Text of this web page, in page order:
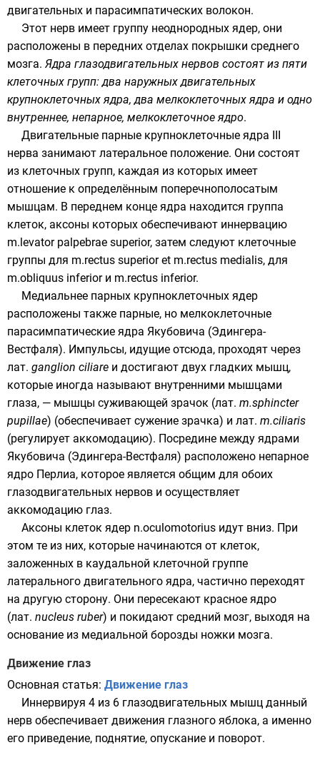
двигательных и парасимпатических волокон.
Этот нерв имеет группу неоднородных ядер, они
расположены в передних отделах покрышки среднего
мозга. Ядра глазодвигательных нервов состоят из пяти
клеточных групп: два наружных двигательных
крупноклеточных ядра, два мелкоклеточных ядра и одно
внутреннее, непарное, мелкоклеточное ядро.
Двигательные парные крупноклеточные ядра III
нерва занимают латеральное положение. Они состоят
из клеточных групп, каждая из которых имеет
отношение к определённым поперечнополосатым
мышцам. В переднем конце ядра находится группа
клеток, аксоны которых обеспечивают иннервацию
m.levator palpebrae superior, затем следуют клеточные
группы для m.rectus superior et m.rectus medialis, для
m.obliquus inferior и m.rectus inferior.
Медиальнее парных крупноклеточных ядер
расположены также парные, но мелкоклеточные
парасимпатические ядра Якубовича (Эдингера-
Вестфаля). Импульсы, идущие отсюда, проходят через
лат. ganglion ciliare и достигают двух гладких мышц,
которые иногда называют внутренними мышцами
глаза, — мышцы суживающей зрачок (лат. m.sphincter
pupillae) (обеспечивает сужение зрачка) и лат. m.ciliaris
(регулирует аккомодацию). Посредине между ядрами
Якубовича (Эдингера-Вестфаля) расположено непарное
ядро Перлиа, которое является общим для обоих
глазодвигательных нервов и осуществляет
аккомодацию глаз.
Аксоны клеток ядер n.oculomotorius идут вниз. При
этом те из них, которые начинаются от клеток,
заложенных в каудальной клеточной группе
латерального двигательного ядра, частично переходят
на другую сторону. Они пересекают красное ядро
(лат. nucleus ruber) и покидают средний мозг, выходя на
основание из медиальной борозды ножки мозга.
Движение глаз
Основная статья: Движение глаз
Иннервируя 4 из 6 глазодвигательных мышц данный
нерв обеспечивает движения глазного яблока, а именно
его приведение, поднятие, опускание и поворот.